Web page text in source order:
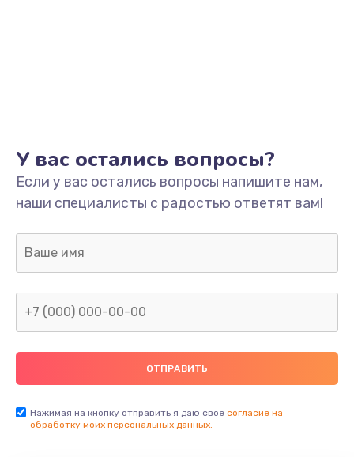
Замена процессора
1800 руб.
Замена системы охлаждения
1600 руб.
Замена термопасты
Заказать
У вас остались вопросы?
Если у вас остались вопросы напишите нам,
наши специалисты с радостью ответят вам!
Нажимая на кнопку отправить я даю свое согласие на
обработку моих персональных данных.